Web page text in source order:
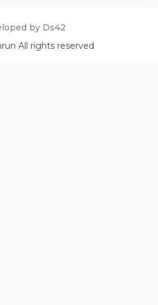
All rights reserved
by Ds42